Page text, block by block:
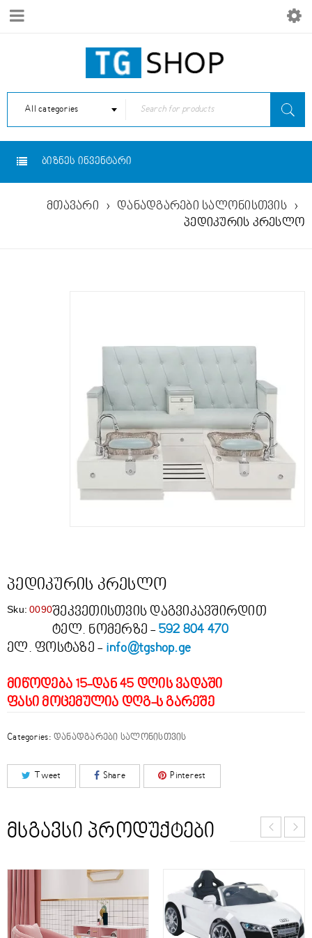
All categories
ᲑᲘᲖᲜᲔᲡ ᲘᲜᲕᲔᲜᲢᲐᲠᲘ
მთავარი › დანადგარები სალონისთვის ›
პედიკურის კრესლო
პედიკურის კრესლო
Sku: 0090შეკვეთისთვის დაგვიკავშირდით
ტელ. ნომერზე - 592 804 470
ელ. ფოსტაზე - info@tgshop.ge
მიწოდება 15-დან 45 დღის ვადაში
ფასი მოცემულია დღგ-ს გარეშე
Categories: დანადგარები სალონისთვის
Tweet Share Pinterest
ᲛᲡᲒᲐᲕᲡᲘ ᲞᲠᲝᲓᲣᲥᲢᲔᲑᲘ